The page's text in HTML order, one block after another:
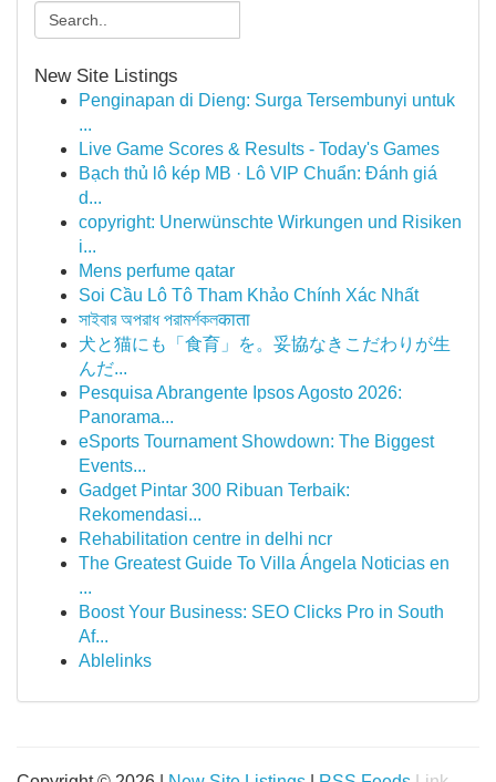
New Site Listings
Penginapan di Dieng: Surga Tersembunyi untuk
...
Live Game Scores & Results - Today's Games
Bạch thủ lô kép MB · Lô VIP Chuẩn: Đánh giá
d...
copyright: Unerwünschte Wirkungen und Risiken
i...
Mens perfume qatar
Soi Cầu Lô Tô Tham Khảo Chính Xác Nhất
সাইবার অপরাধ পরামর্শকলकाता
犬と猫にも「食育」を。妥協なきこだわりが生
んだ...
Pesquisa Abrangente Ipsos Agosto 2026:
Panorama...
eSports Tournament Showdown: The Biggest
Events...
Gadget Pintar 300 Ribuan Terbaik:
Rekomendasi...
Rehabilitation centre in delhi ncr
The Greatest Guide To Villa Ángela Noticias en
...
Boost Your Business: SEO Clicks Pro in South
Af...
Ablelinks